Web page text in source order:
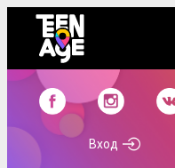
Вход